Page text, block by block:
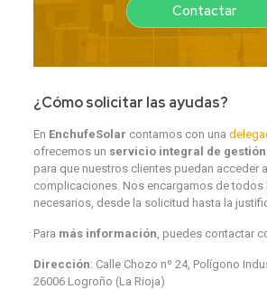
Contactar
¿Cómo solicitar las ayudas?
En EnchufeSolar contamos con una
ofrecemos un servicio integral de
para que nuestros clientes puedan acceder
complicaciones. Nos encargamos de todos
necesarios, desde la solicitud hasta la
Para más información , puedes contactar
Dirección: Calle Chozo nº 24, Polígono
26006 Logroño (La Rioja)